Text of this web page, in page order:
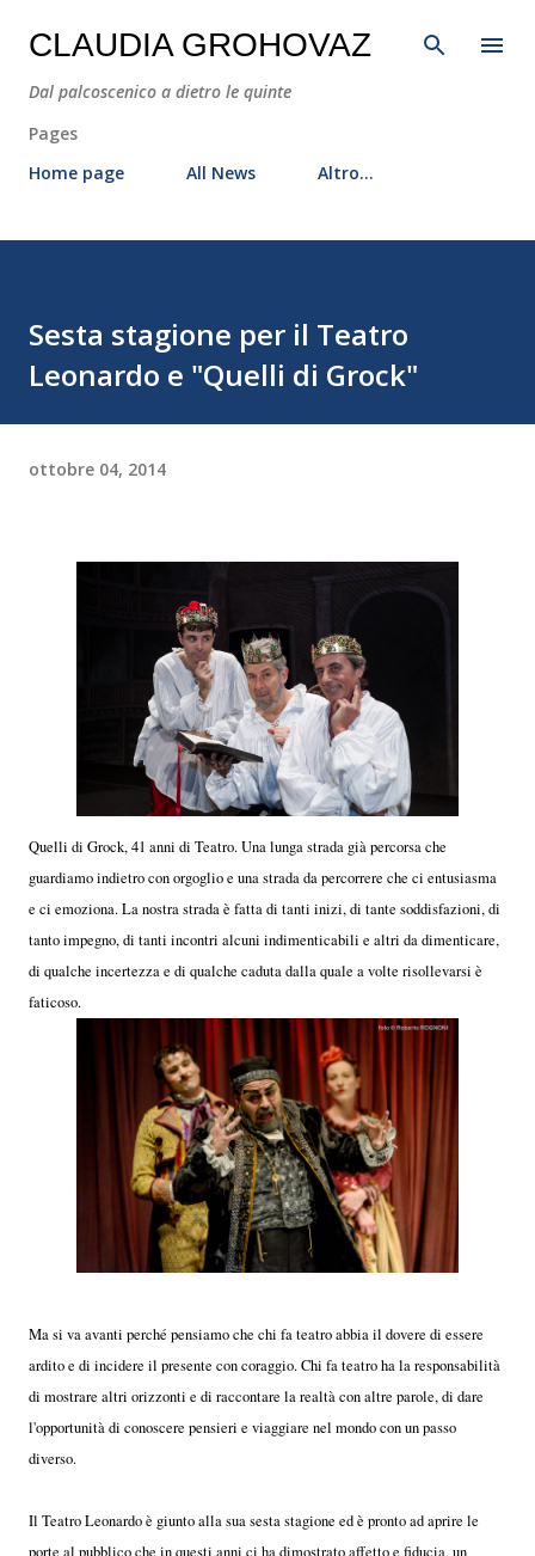
Passa ai contenuti principali
CLAUDIA GROHOVAZ
Dal palcoscenico a dietro le quinte
Pages
Home page
All News Altro…
Sesta stagione per il Teatro
Leonardo e "Quelli di Grock"
ottobre 04, 2014
Quelli di Grock, 41 anni di Teatro. Una lunga strada già percorsa che
guardiamo indietro con orgoglio e una strada da percorrere che ci entusiasma
e ci emoziona. La nostra strada è fatta di tanti inizi, di tante soddisfazioni, di
tanto impegno, di tanti incontri alcuni indimenticabili e altri da dimenticare,
di qualche incertezza e di qualche caduta dalla quale a volte risollevarsi è
faticoso.
Ma si va avanti perché pensiamo che chi fa teatro abbia il dovere di essere
ardito e di incidere il presente con coraggio. Chi fa teatro ha la responsabilità
di mostrare altri orizzonti e di raccontare la realtà con altre parole, di dare
l'opportunità di conoscere pensieri e viaggiare nel mondo con un passo
diverso.
Il Teatro Leonardo è giunto alla sua sesta stagione ed è pronto ad aprire le
porte al pubblico che in questi anni ci ha dimostrato affetto e fiducia, un